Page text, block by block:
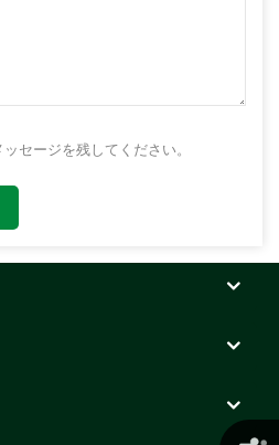
セージを残してください。